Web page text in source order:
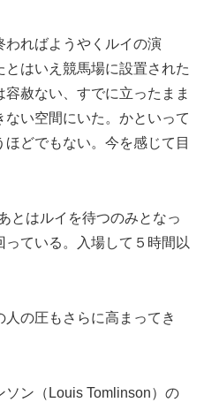
わればようやくルイの演
はいえ競馬場に設置された
赦ない、すでに立ったまま
い空間にいた。かといって
どでもない。今を感じて目
とはルイを待つのみとなっ
ている。入場して５時間以
の圧もさらに高まってき
ン（Louis Tomlinson）の